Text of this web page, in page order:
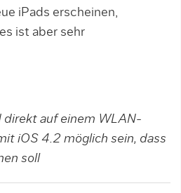
iPads erscheinen,
ist aber sehr
direkt auf einem WLAN-
iOS 4.2 möglich sein, dass
soll